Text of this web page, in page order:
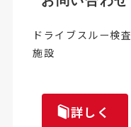
ドライブスルー検査
施設
詳しく